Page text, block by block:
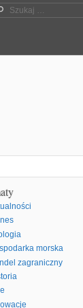
Szukaj
morska
zagraniczny